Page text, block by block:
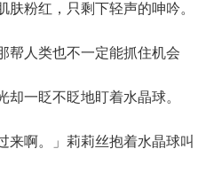
粉红，只剩下轻声的呻吟。
人类也不一定能抓住机会
一眨不眨地盯着水晶球。
啊。」莉莉丝抱着水晶球叫